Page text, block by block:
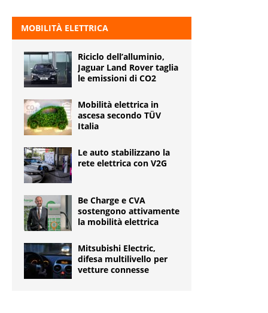
MOBILITÀ ELETTRICA
Riciclo dell’alluminio,
Jaguar Land Rover taglia
le emissioni di CO2
Mobilità elettrica in
ascesa secondo TÜV
Italia
Le auto stabilizzano la
rete elettrica con V2G
Be Charge e CVA
sostengono attivamente
la mobilità elettrica
Mitsubishi Electric,
difesa multilivello per
vetture connesse